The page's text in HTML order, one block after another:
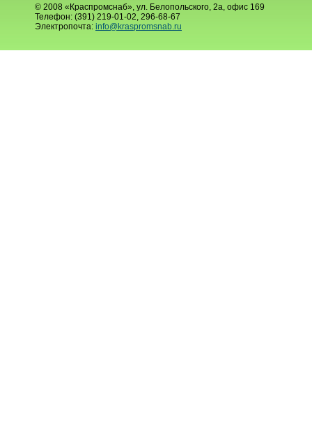
© 2008 «Краспромснаб», ул. Белопольского, 2а, офис 169
Телефон: (391) 219-01-02, 296-68-67
Электропочта: info@kraspromsnab.ru